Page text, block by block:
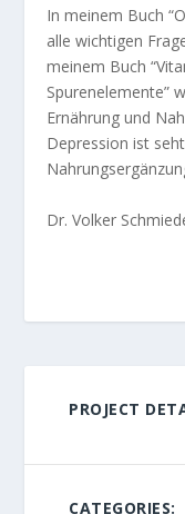
In meinem Buch
alle wichtigen
meinem Buch
Spurenelemente”
Ernährung und
Depression ist
Dr. Volker
PROJECT
CATEGORIES: